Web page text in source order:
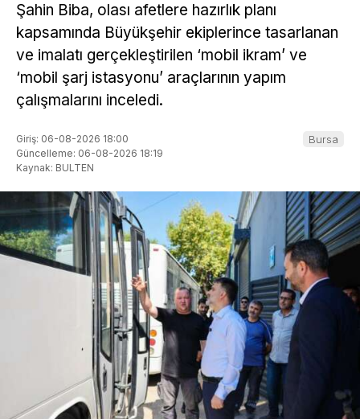
Şahin Biba, olası afetlere hazırlık planı
kapsamında Büyükşehir ekiplerince tasarlanan
ve imalatı gerçekleştirilen ‘mobil ikram’ ve
‘mobil şarj istasyonu’ araçlarının yapım
çalışmalarını inceledi.
Giriş: 06-08-2026 18:00
Güncelleme: 06-08-2026 18:19
Kaynak: BULTEN
Bursa